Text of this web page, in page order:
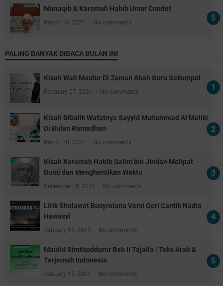
Manaqib & Karomah Habib Umar Condet
March 14, 2021 No comments
PALING BANYAK DIBACA BULAN INI
Kisah Wali Mastur Di Zaman Abah Guru Sekumpul
February 07, 2021 No comments
Kisah Dibalik Wafatnya Sayyid Muhammad Al Maliki
Di Bulan Ramadhan
March 28, 2022 No comments
Kisah Karomah Habib Salim bin Jindan Melipat
Bumi dan Menghentikan Waktu
December 19, 2021 No comments
Lirik Sholawat Busyrolana Versi Qori Cantik Nadia
Hawasyi
January 15, 2021 No comments
Maulid Simthudduror Bab II Tajalla | Teks Arab &
Terjemah Indonesia
January 15, 2021 No comments